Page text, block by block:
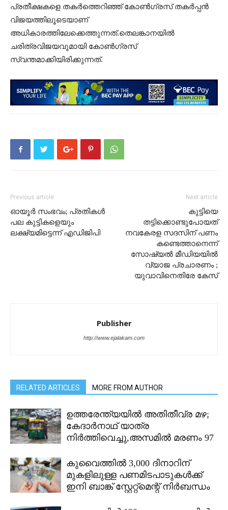
പ്രതീക്ഷകളെ തകർത്തെറിഞ്ഞ് കോൺഗ്രസ് തകർപ്പൻ
വിജയത്തിലൂടെയാണ്
അധികാരത്തിലേക്കെത്തുന്നത്.തെലങ്കാനയിൽ
ചരിത്രവിജയവുമായി കോണ്‍ഗ്രസ്
സ്വന്തമാക്കിയിരിക്കുന്നത്.
Previous article
ഓയൂർ സംഭവം; പ്രതികൾ
പല കുട്ടികളെയും
ലക്ഷ്യമിട്ടെന്ന് എഡിജിപി
Next article
കുട്ടിയെ
തട്ടിക്കൊണ്ടുപോയത്
നവകേരള സദസിന് പണം
കണ്ടെത്താനെന്ന്
സോഷ്യൽ മീഡിയയിൽ
വ്യാജ പ്രചാരണം ;
യുവാവിനെതിരേ കേസ്
Publisher
http://www.ejalakam.com
RELATED ARTICLES MORE FROM AUTHOR
ഉത്തരേന്ത്യയിൽ അതിതീവ്ര മഴ;
കേദാർനാഥ് യാത്ര
നിർത്തിവെച്ചു,അസമിൽ മരണം 97
കുവൈത്തിൽ 3,000 ദിനാറിന്
മുകളിലുള്ള പണമിടപാടുകൾക്ക്
ഇനി ബാങ്ക് സ്റ്റേറ്റ്മെന്റ് നിർബന്ധം